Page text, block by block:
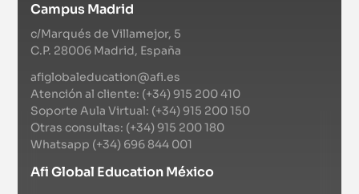
Campus Madrid
c/Marqués de Villamejor, 5
C.P. 28006 Madrid, España
afiglobaleducation@afi.es
Atención al cliente: (+34) 915 200 410
Soporte Aula Virtual: (+34) 915 200 150
Otras consultas: (+34) 915 200 180
Whatsapp (+34) 696 844 001
Afi Global Education México